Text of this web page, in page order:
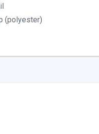
(polyester)